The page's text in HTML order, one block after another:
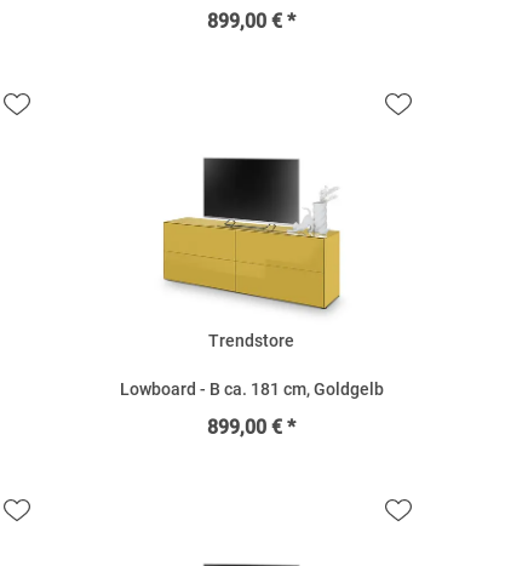
899,00 € *
Trendstore
Lowboard - B ca. 181 cm, Goldgelb
899,00 € *